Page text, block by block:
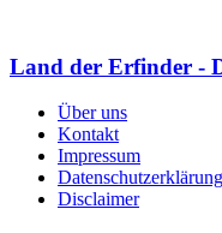
Land der Erfinder -
Über uns
Kontakt
Impressum
Datenschutzerklärung
Disclaimer